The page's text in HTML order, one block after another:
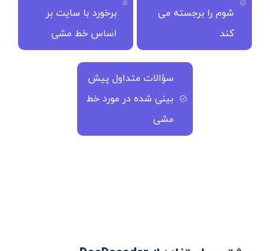
شوم را برجسته می
کند
برخورد با سایت بر
اساس خط مشی
سؤالات متداول پیش
بینی شده در مورد خط
مشی